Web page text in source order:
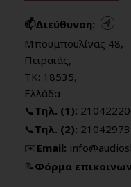
📫Διεύθυνση:
Μπουμπουλίνας 48,
Πειραιάς,
ΤΚ: 18535,
Ελλάδα
📞Τηλ. (1):
📞Τηλ. (2):
✉️Email:
📝Φόρμα